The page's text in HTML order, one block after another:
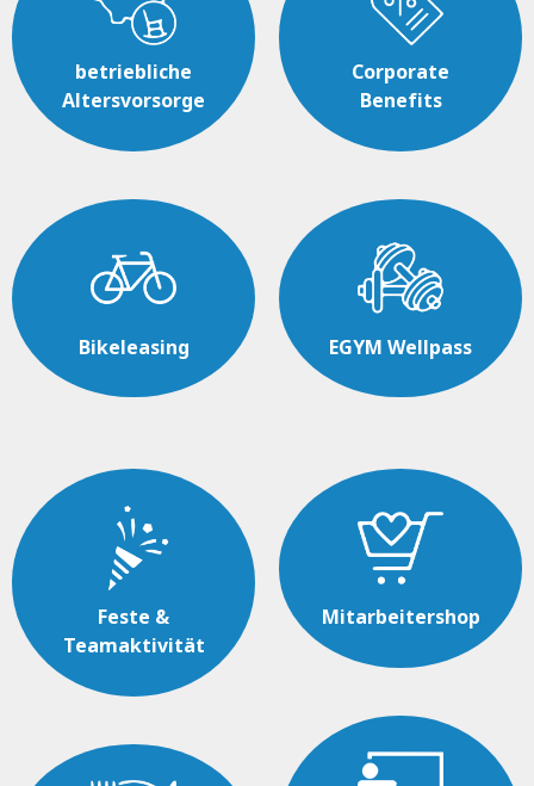
betriebliche
Altersvorsorge
Bikeleasing
Corporate
Benefits
EGYM Wellpass
Feste &
Teamaktivität
Mitarbeitershop